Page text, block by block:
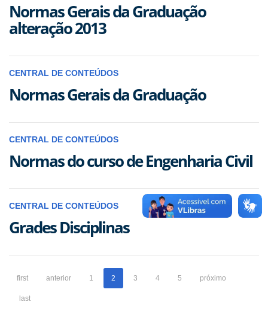
Normas Gerais da Graduação
alteração 2013
CENTRAL DE CONTEÚDOS
Normas Gerais da Graduação
CENTRAL DE CONTEÚDOS
Normas do curso de Engenharia Civil
CENTRAL DE CONTEÚDOS
Grades Disciplinas
first anterior 1 2 3 4 5 próximo
last